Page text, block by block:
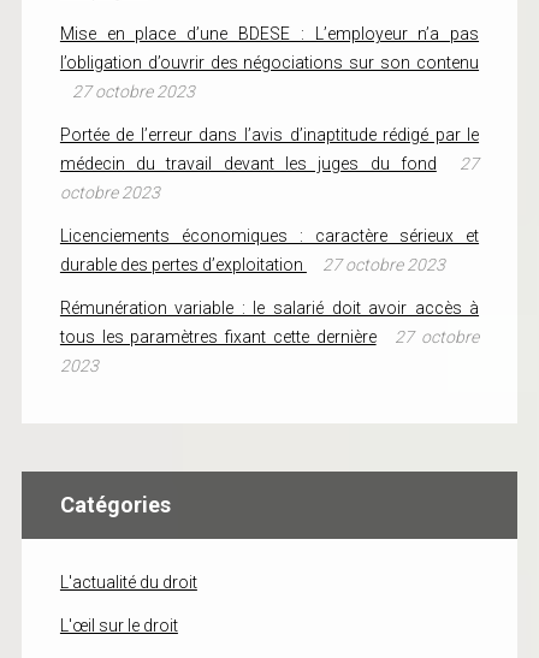
Mise en place d’une BDESE : L’employeur n’a pas
l’obligation d’ouvrir des négociations sur son contenu
27 octobre 2023
Portée de l’erreur dans l’avis d’inaptitude rédigé par le
médecin du travail devant les juges du fond
27
octobre 2023
Licenciements économiques : caractère sérieux et
durable des pertes d’exploitation
27 octobre 2023
Rémunération variable : le salarié doit avoir accès à
tous les paramètres fixant cette dernière
27 octobre
2023
Catégories
L'actualité du droit
L'œil sur le droit